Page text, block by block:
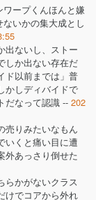
ープくんほんと嫌
いかの集大成とし
出ないし、ストー
しか出ない存在だ
ド以前までは」普
かしディバイドで
だなって認識 -- 202
売りみたいなもん
いくと痛い目に遭
外あっさり倒せた
らかがないクラス
けでコアから外れ